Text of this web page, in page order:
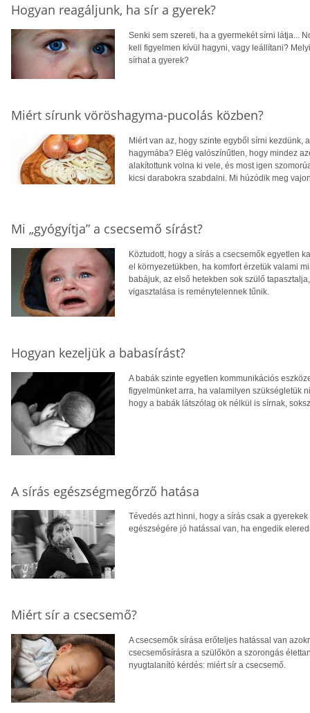
Hogyan reagáljunk, ha sír a gyerek?
Senki sem szereti, ha a gyermekét sírni látja...
kell figyelmen kívül hagyni, vagy leállítani?
sírhat a gyerek?
Miért sírunk vöröshagyma-pucolás közben?
Miért van az, hogy szinte egyből sírni kezdünk,
hagymába? Elég valószínűtlen, hogy mindez
alakítottunk volna ki vele, és most igen
kicsi darabokra szabdalni. Mi húzódik meg
Mi „gyógyítja” a csecsemő sírást?
Köztudott, hogy a sírás a csecsemők egyetlen
el környezetükben, ha komfort érzetük valami
babájuk, az első hetekben sok szülő
vigasztalása is reménytelennek tűnik.
Hogyan kezeljük a babasírást?
A babák szinte egyetlen kommunikációs
figyelmünket arra, ha valamilyen szükségletük
hogy a babák látszólag ok nélkül is sírnak,
A sírás egészségmegőrző hatása
Tévedés azt hinni, hogy a sírás csak a
egészségére jó hatással van, ha engedik
Miért sír a csecsemő?
A csecsemők sírása erőteljes hatással van
csecsemősírásra a szülőkön a szorongás
nyugtalanító kérdés: miért sír a csecsemő.